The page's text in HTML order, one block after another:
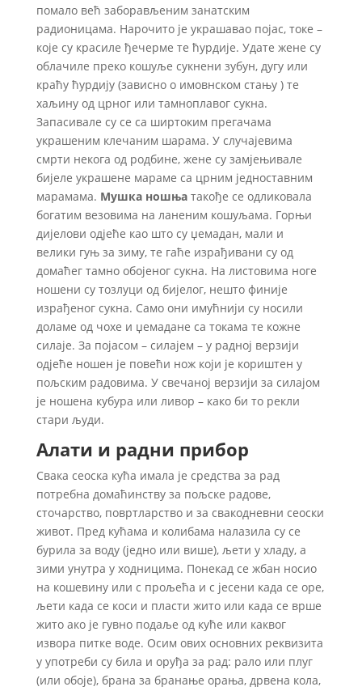
помало већ заборављеним занатским
радионицама. Нарочито је украшавао појас, токе –
које су красиле ђечерме те ћурдије. Удате жене су
облачиле преко кошуље сукнени зубун, дугу или
краћу ћурдију (зависно о имовнском стању ) те
хаљину од црног или тамноплавог сукна.
Запасивале су се са ширтоким прегачама
украшеним клечаним шарама. У случајевима
смрти некога од родбине, жене су замјењивале
бијеле украшене мараме са црним једноставним
марамама. Мушка ношња такође се одликовала
богатим везовима на ланеним кошуљама. Горњи
дијелови одјеће као што су џемадан, мали и
велики гуњ за зиму, те гаће израђивани су од
домаћег тамно обојеног сукна. На листовима ноге
ношени су тозлуци од бијелог, нешто финије
израђеног сукна. Само они имућнији су носили
доламе од чохе и џемадане са токама те кожне
силаје. За појасом – силајем – у радној верзији
одјеће ношен је повећи нож који је кориштен у
пољским радовима. У свечаној верзији за силајом
је ношена кубура или ливор – како би то рекли
стари људи.
Алати и радни прибор
Свака сеоска кућа имала је средства за рад
потребна домаћинству за пољске радове,
сточарство, повртларство и за свакодневни сеоски
живот. Пред кућама и колибама налазила су се
бурила за воду (једно или више), љети у хладу, а
зими унутра у ходницима. Понекад се жбан носио
на кошевину или с прољећа и с јесени када се оре,
љети када се коси и пласти жито или када се врше
жито ако је гувно подаље од куће или каквог
извора питке воде. Осим ових основних реквизита
у употреби су била и оруђа за рад: рало или плуг
(или обоје), брана за бранање орања, дрвена кола,